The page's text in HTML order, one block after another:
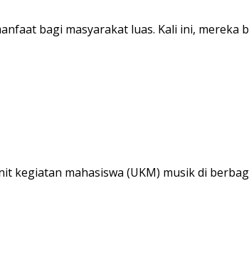
bagi masyarakat luas. Kali ini, mereka
kegiatan mahasiswa (UKM) musik di